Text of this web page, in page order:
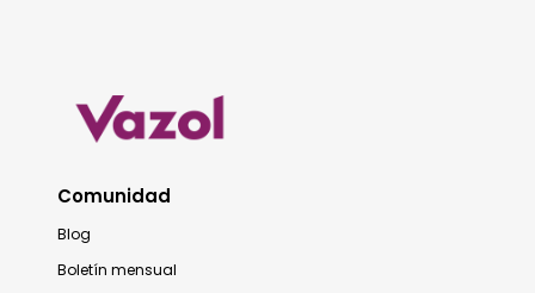
Comunidad
Blog
Boletín mensual